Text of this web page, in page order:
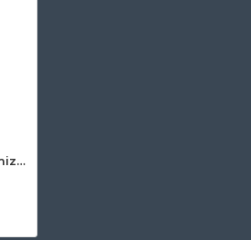
Smok Scar Mini Atomizer Camı